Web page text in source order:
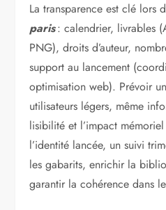
La transparence est clé lors
paris: calendrier, livrables
PNG), droits d’auteur,
support au lancement
optimisation web). Prévoir
utilisateurs légers, même
lisibilité et l’impact
l’identité lancée, un suivi
les gabarits, enrichir la
garantir la cohérence dans